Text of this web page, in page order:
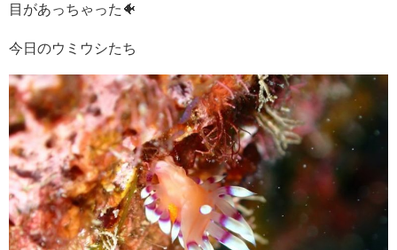
目があっちゃった🐠
今日のウミウシたち